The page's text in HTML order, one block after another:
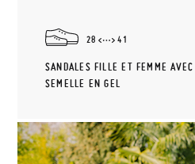
28 41
SANDALES FILLE ET FEMME AVEC
SEMELLE EN GEL